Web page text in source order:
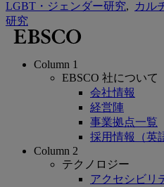
LGBT・ジェンダー研究,
カル
研究
Column 1
EBSCO 社について
会社情報
経営陣
事業拠点一覧
採用情報（英
Column 2
テクノロジー
アクセシビリ